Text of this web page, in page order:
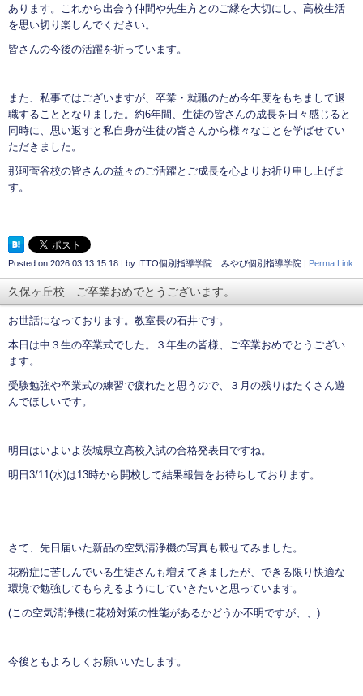
あります。これから出会う仲間や先生方とのご縁を大切にし、高校生活
を思い切り楽しんでください。
皆さんの今後の活躍を祈っています。
また、私事ではございますが、卒業・就職のため今年度をもちまして退
職することとなりました。約6年間、生徒の皆さんの成長を日々感じると
同時に、思い返すと私自身が生徒の皆さんから様々なことを学ばせてい
ただきました。
那珂菅谷校の皆さんの益々のご活躍とご成長を心よりお祈り申し上げま
す。
Posted on 2026.03.13 15:18 | by ITTO個別指導学院 みやび個別指導学院 | Perma Link
久保ヶ丘校 ご卒業おめでとうございます。
お世話になっております。教室長の石井です。
本日は中３生の卒業式でした。３年生の皆様、ご卒業おめでとうござい
ます。
受験勉強や卒業式の練習で疲れたと思うので、３月の残りはたくさん遊
んでほしいです。
明日はいよいよ茨城県立高校入試の合格発表日ですね。
明日3/11(水)は13時から開校して結果報告をお待ちしております。
さて、先日届いた新品の空気清浄機の写真も載せてみました。
花粉症に苦しんでいる生徒さんも増えてきましたが、できる限り快適な
環境で勉強してもらえるようにしていきたいと思っています。
(この空気清浄機に花粉対策の性能があるかどうか不明ですが、、)
今後ともよろしくお願いいたします。